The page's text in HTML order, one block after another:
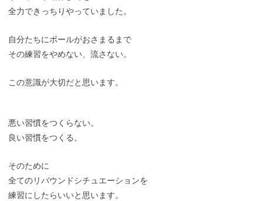
全力できっちりやっていました。
自分たちにボールがおさまるまで
その練習をやめない、流さない。
この意識が大切だと思います。
悪い習慣をつくらない。
良い習慣をつくる。
そのために
全てのリバウンドシチュエーションを
練習にしたらいいと思います。